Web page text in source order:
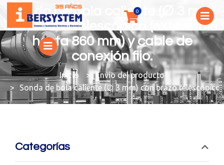
Sonda de bola caliente (∅ 3 mm)
con brazo telescópico (extensible
hasta 860 mm) y cable de
conexión fijo.
You are here:
Envío del producto
Sonda de bola caliente (∅ 3 mm) con brazo
Categorías